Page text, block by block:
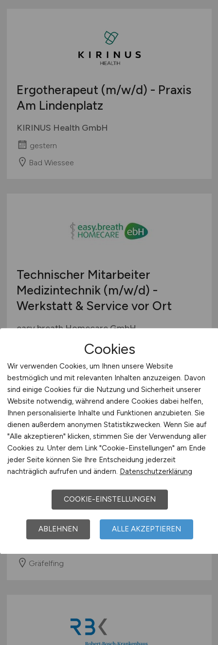
Ergotherapeut (m/w/d) - Praxis
Am Lindenplatz
KIRINUS Health GmbH
gestern
Bad Wiessee
Technischer Mitarbeiter
Medizintechnik (m/w/d) -
Werkstatt & Service vor Ort
easy.breath Homecare GmbH
Achim
Psychotherapeut(m/w/d)mit
Muttersprache arabisch -
ortsunabhängig
KIRINUS Health GmbH
Gräfelfing
Cookies
Wir verwenden Cookies, um Ihnen unsere Website
bestmöglich und mit relevanten Inhalten anzuzeigen. Davon
sind einige Cookies für die Nutzung und Sicherheit unserer
Website notwendig, während andere Cookies dabei helfen,
Ihnen personalisierte Inhalte und Funktionen anzubieten. Sie
dienen außerdem anonymen Statistikzwecken. Wenn Sie auf
"Alle akzeptieren" klicken, stimmen Sie der Verwendung aller
Cookies zu. Unter dem Link "Cookie-Einstellungen" am Ende
jeder Seite können Sie Ihre Entscheidung jederzeit
nachträglich aufrufen und ändern. Datenschutzerklärung
COOKIE-EINSTELLUNGEN
ABLEHNEN ALLE AKZEPTIEREN